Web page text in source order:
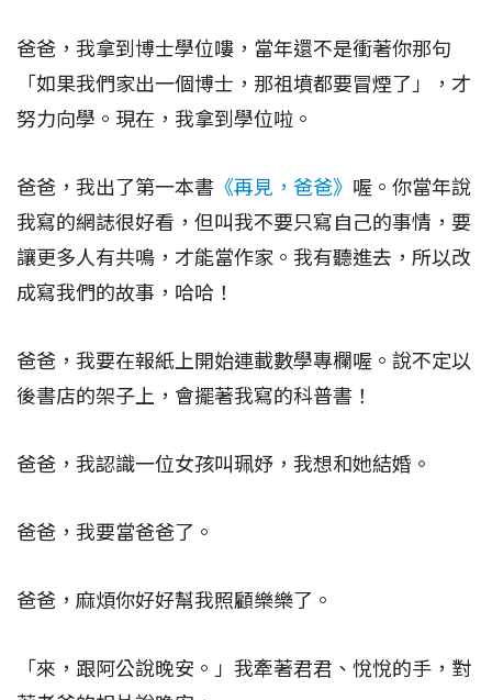
爸爸，我拿到博士學位嘍，當年還不是衝著你那句
「如果我們家出一個博士，那祖墳都要冒煙了」，才
努力向學。現在，我拿到學位啦。
爸爸，我出了第一本書 《再見，爸爸》 喔。你當年說
我寫的網誌很好看，但叫我不要只寫自己的事情，要
讓更多人有共鳴，才能當作家。我有聽進去，所以改
成寫我們的故事，哈哈！
爸爸，我要在報紙上開始連載數學專欄喔。說不定以
後書店的架子上，會擺著我寫的科普書！
爸爸，我認識一位女孩叫珮妤，我想和她結婚。
爸爸，我要當爸爸了。
爸爸，麻煩你好好幫我照顧樂樂了。
「來，跟阿公說晚安。」我牽著君君、悅悅的手，對